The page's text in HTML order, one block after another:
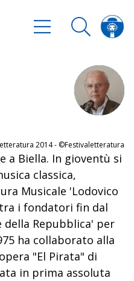
2014 - ©Festivaletteratura
a Biella. In gioventù si
classica,
Musicale 'Lodovico
i fondatori fin dal
della Repubblica' per
ha collaborato alla
"El Pirata" di
in prima assoluta